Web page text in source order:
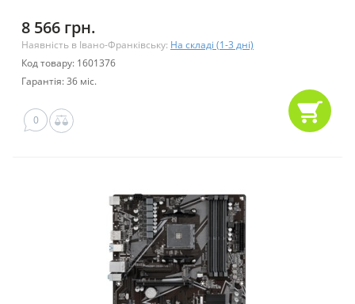
8 566 грн.
Наявність в Івано-Франківську: На складі (1-3 дні)
Код товару: 1601376
Гарантія: 36 міс.
0